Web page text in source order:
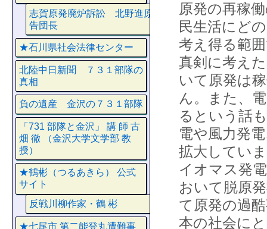
原発の再稼
民生活にど
考え得る範
真剣に考え
いて原発は
ん。また、
るという話
電や風力発
拡大してい
イオマス発
おいて脱原
て原発の過
本の社会に
志賀原発廃炉訴訟 北野進原
告団長
★石川県社会法律センター
北陸中日新聞 ７３１部隊の
真相
負の遺産 金沢の７３１部隊
「731 部隊と金沢」 講 師 古
畑 徹 （金沢大学文学部 教
授）
★鶴彬（つるあきら） 公式
サイト
反戦川柳作家・鶴 彬
★七尾市 第二能登丸遭難事